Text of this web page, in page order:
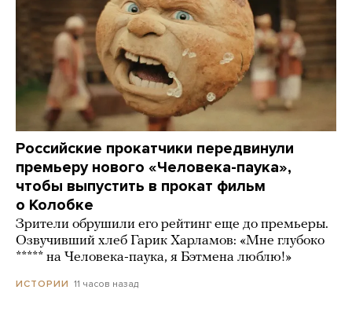
Российские прокатчики передвинули
премьеру нового «Человека-паука»,
чтобы выпустить в прокат фильм
о Колобке
Зрители обрушили его рейтинг еще до премьеры.
Озвучивший хлеб Гарик Харламов: «Мне глубоко
***** на Человека-паука, я Бэтмена люблю!»
ИСТОРИИ 11 часов назад